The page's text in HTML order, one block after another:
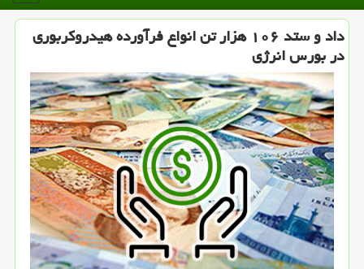
داد و ستد ۱۰۶ هزار تن انواع فرآورده هیدروكربوری
در بورس انرژی